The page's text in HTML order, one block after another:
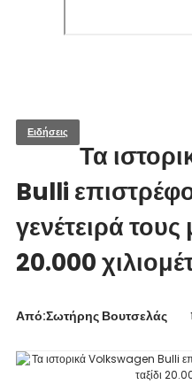
Ειδήσεις
Τα
Bulli
γενέτειρά τους
20.000
Από:Σωτήρης Βουτσελάς